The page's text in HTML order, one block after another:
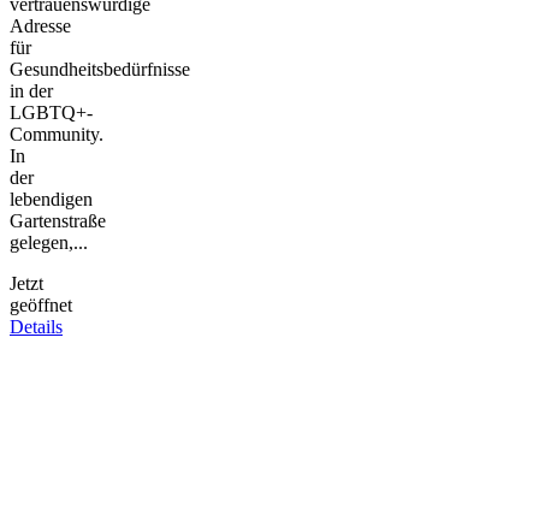
Adresse
für
Gesundheitsbedürfnisse
in der
LGBTQ+-
Community.
In
der
lebendigen
Gartenstraße
gelegen,...
Jetzt
geöffnet
Details